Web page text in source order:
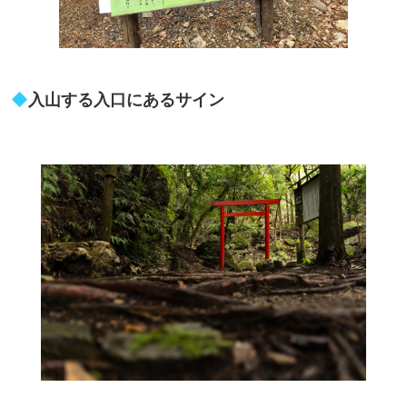
◆入山する入口にあるサイン